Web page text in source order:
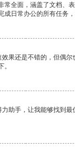
常全面，涵盖了文档、
成日常办公的所有任务，
果还是不错的，但偶
助手，让我能够找到